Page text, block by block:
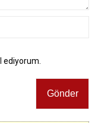
ediyorum.